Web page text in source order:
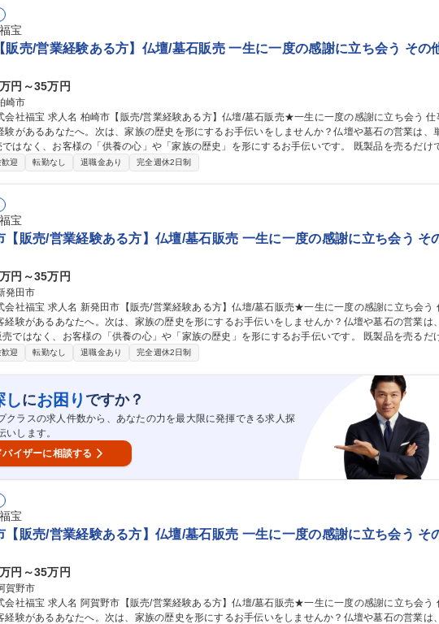
宝
販売/営業経験ある方】仏壇/墓石販売 一生に一度の感謝に立ち会う その
円～35万円
崎市
壇/墓石販売★一生に一度の感謝に立ち会う 仕事の
験があるあなたへ。次は、家族の歴史を形にするお手伝いをしませんか？仏壇や墓石の営業は、
なく、お客様の「供養の心」や「家族の歴史」を形にするお手伝いです。 既製品を売るだけでな
石の種類などひとつひとつお客様の要望に寄り添う、オーダーメイドに近い要素があります。 お
立ち会う
迎 転勤なし 退職金あり 完全週休2日制
宝
【販売/営業経験ある方】仏壇/墓石販売 一生に一度の感謝に立ち会う そ
円～35万円
発田市
仏壇/墓石販売★一生に一度の感謝に立ち会う 仕事
経験があるあなたへ。次は、家族の歴史を形にするお手伝いをしませんか？仏壇や墓石の営業は
はなく、お客様の「供養の心」や「家族の歴史」を形にするお手伝いです。 既製品を売るだけで
や石の種類などひとつひとつお客様の要望に寄り添う、オーダーメイドに近い要素があります。
の感謝に立ち会う
迎 転勤なし 退職金あり 完全週休2日制
しにお困り ですか？
クラスの求人件数から、あなたの力を最大限に発揮できる求人探
いします。
バイザーに相談する
宝
【販売/営業経験ある方】仏壇/墓石販売 一生に一度の感謝に立ち会う そ
円～35万円
賀野市
仏壇/墓石販売★一生に一度の感謝に立ち会う 仕事
経験があるあなたへ。次は、家族の歴史を形にするお手伝いをしませんか？仏壇や墓石の営業は